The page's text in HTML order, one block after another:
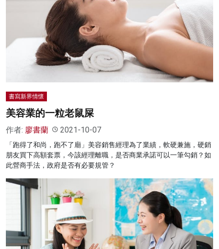
書寫新界情懷
美容業的一粒老鼠屎
作者: 廖書蘭 2021-10-07
「跑得了和尚，跑不了廟」美容銷售經理為了業績，軟硬兼施，硬銷
朋友買下高額套票，今該經理離職，是否商業承諾可以一筆勾銷？如
此營商手法，政府是否有必要規管？